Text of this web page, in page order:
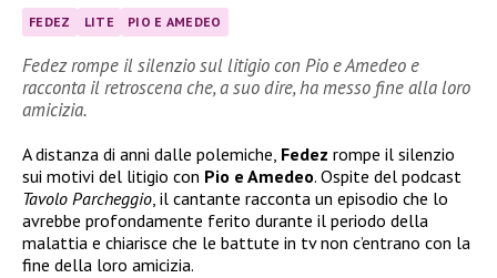
FEDEZ LITE PIO E AMEDEO
Fedez rompe il silenzio sul litigio con Pio e Amedeo e
racconta il retroscena che, a suo dire, ha messo fine alla loro
amicizia.
A distanza di anni dalle polemiche, Fedez rompe il silenzio
sui motivi del litigio con Pio e Amedeo. Ospite del podcast
Tavolo Parcheggio, il cantante racconta un episodio che lo
avrebbe profondamente ferito durante il periodo della
malattia e chiarisce che le battute in tv non c’entrano con la
fine della loro amicizia.